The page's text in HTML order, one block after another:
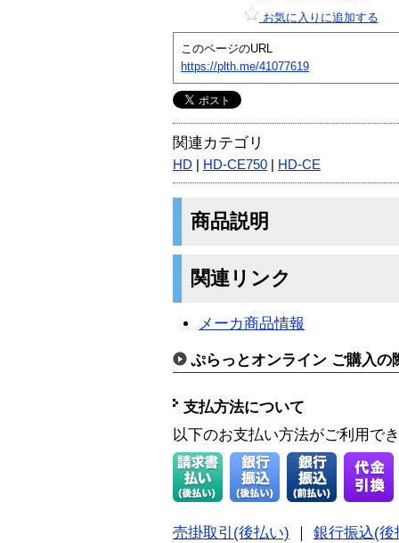
お気に入りに追加する
このページのURL
https://plth.me/41077619
関連カテゴリ
HD HD-CE750 HD-CE
商品説明
関連リンク
メーカ商品情報
ぷらっとオンライン ご購入の
支払方法について
以下のお支払い方法がご利用で
売掛取引(後払い)
銀行振込(後